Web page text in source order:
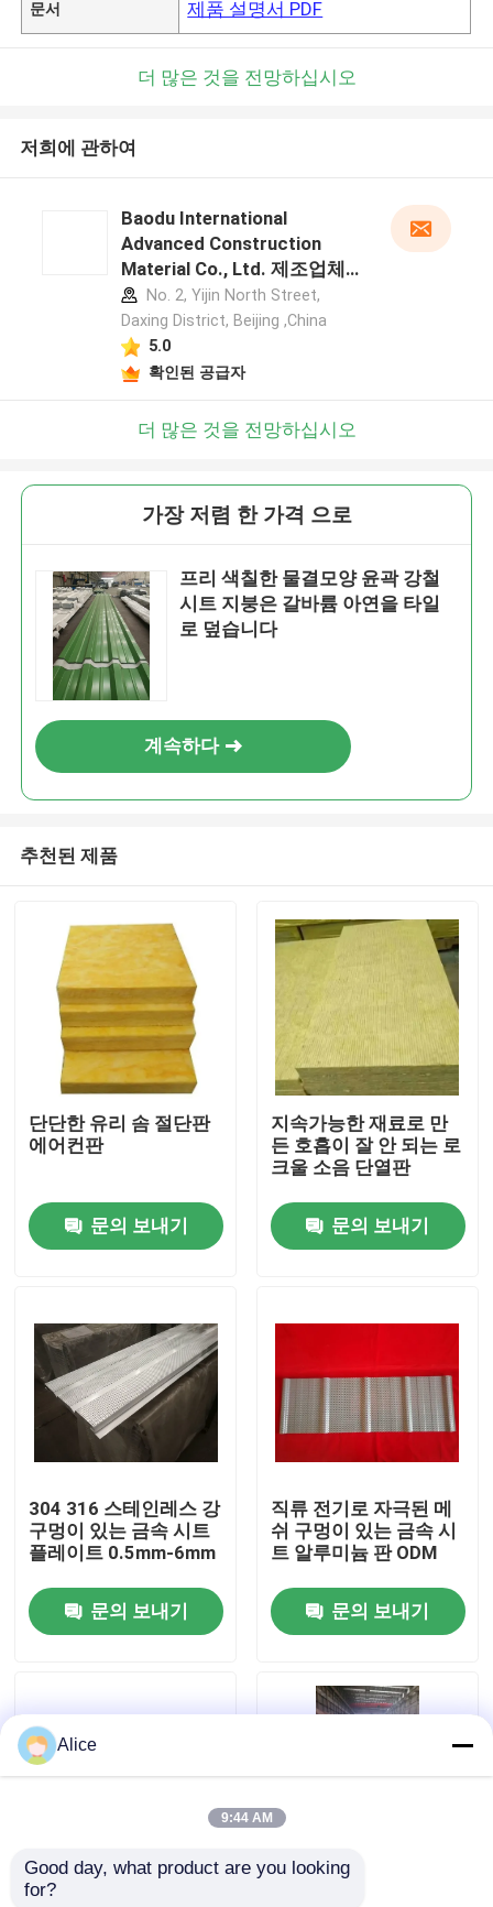
제품
우리에 대하여
품질 관리
연락주세요
강철 구조물 건물
강철 구조물 작업장
문서 제품 설명서 PDF
더 많은 것을 전망하십시오
저희에 관하여
Baodu International
Advanced Construction
Material Co., Ltd. 제조업체
프로필No. 2, Yijin North Street,
Daxing District, Beijing ,China
5.0
확인된 공급자
더 많은 것을 전망하십시오
가장 저렴 한 가격 으로
프리 색칠한 물결모양 윤곽 강철
시트 지붕은 갈바륨 아연을 타일
로 덮습니다
계속하다
추천된 제품
단단한 유리 솜 절단판
에어컨판
문의 보내기
지속가능한 재료로 만
든 호흡이 잘 안 되는 로
크울 소음 단열판
문의 보내기
304 316 스테인레스 강
구멍이 있는 금속 시트
플레이트 0.5mm-6mm
문의 보내기
직류 전기로 자극된 메
쉬 구멍이 있는 금속 시
트 알루미늄 판 ODM
문의 보내기
직류 전기로 자극된 윤
Alice
9:44 AM
Good day, what product are you looking
for?